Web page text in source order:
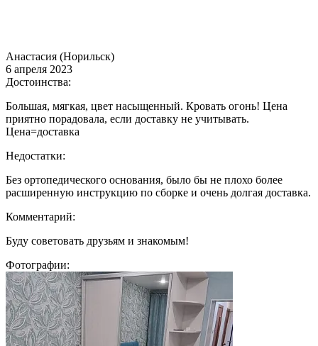
Анастасия (Норильск)
6 апреля 2023
Достоинства:
Большая, мягкая, цвет насыщенный. Кровать огонь! Цена
приятно порадовала, если доставку не учитывать.
Цена=доставка
Недостатки:
Без ортопедического основания, было бы не плохо более
расширенную инструкцию по сборке и очень долгая доставка.
Комментарий:
Буду советовать друзьям и знакомым!
Фотографии: